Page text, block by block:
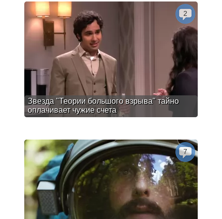
Звезда "Теории большого взрыва" тайно
оплачивает чужие счета
2
7